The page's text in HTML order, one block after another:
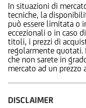
In situazioni di
tecniche, la
può essere limitata o
eccezionali o in caso
titoli, i prezzi di
regolarmente quotati.
che non sarete in
mercato ad un prezzo
DISCLAIMER